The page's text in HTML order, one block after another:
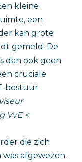
kleine
een
kan grote
gemeld. De
dan ook geen
cruciale
bestuur.
VvE <
die zich
afgewezen.